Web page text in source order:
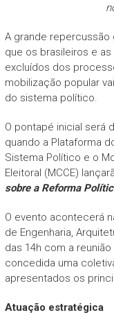
A grande repercussão
que os brasileiros e
excluídos dos
mobilização popular
do sistema político.
O pontapé inicial será
quando a Plataforma
Sistema Político e o
Eleitoral (MCCE)
sobre a Reforma
O evento acontecerá
de Engenharia,
das 14h com a
concedida uma
apresentados os
Atuação estratégica